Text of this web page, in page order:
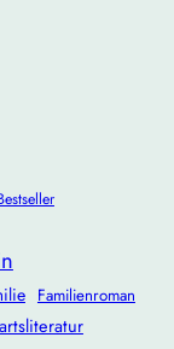
Familienroman